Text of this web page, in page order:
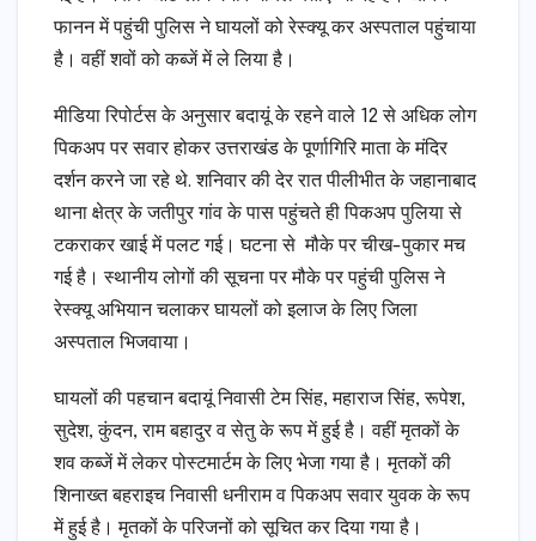
फानन में पहुंची पुलिस ने घायलों को रेस्क्यू कर अस्पताल पहुंचाया
है। वहीं शवों को कब्जें में ले लिया है।
मीडिया रिपोर्टस के अनुसार बदायूं के रहने वाले 12 से अधिक लोग
पिकअप पर सवार होकर उत्तराखंड के पूर्णागिरि माता के मंदिर
दर्शन करने जा रहे थे. शनिवार की देर रात पीलीभीत के जहानाबाद
थाना क्षेत्र के जतीपुर गांव के पास पहुंचते ही पिकअप पुलिया से
टकराकर खाई में पलट गई। घटना से मौके पर चीख-पुकार मच
गई है। स्थानीय लोगों की सूचना पर मौके पर पहुंची पुलिस ने
रेस्क्यू अभियान चलाकर घायलों को इलाज के लिए जिला
अस्पताल भिजवाया।
घायलों की पहचान बदायूं निवासी टेम सिंह, महाराज सिंह, रूपेश,
सुदेश, कुंदन, राम बहादुर व सेतु के रूप में हुई है। वहीं मृतकों के
शव कब्जें में लेकर पोस्टमार्टम के लिए भेजा गया है। मृतकों की
शिनाख्त बहराइच निवासी धनीराम व पिकअप सवार युवक के रूप
में हुई है। मृतकों के परिजनों को सूचित कर दिया गया है।